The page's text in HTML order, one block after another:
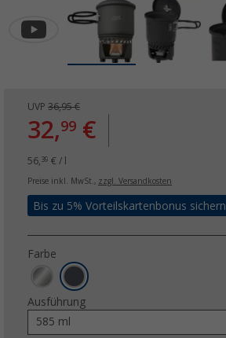
UVP 36,95 €
32,99 €
56, 39 € / l
Preise inkl. MwSt., zzgl. Versandkosten
Bis zu 5% Vorteilskartenbonus sichern
Farbe
Ausführung
585 ml